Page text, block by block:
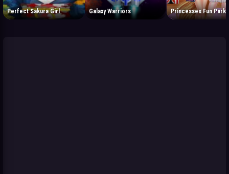
Perfect Sakura Girl Galaxy Warriors Princesses Fun Park